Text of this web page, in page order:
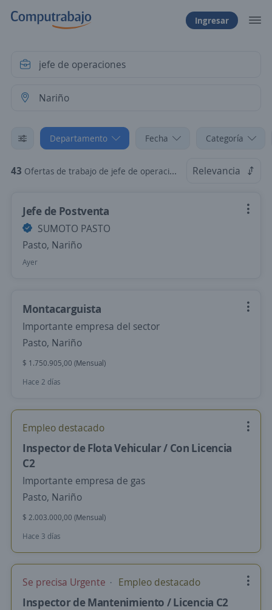
Ingresar
Departamento Fecha Categoría
43 Ofertas de trabajo de jefe de operaciones en Nariño Relevancia
Jefe de Postventa
SUMOTO PASTO
Pasto, Nariño
Ayer
Montacarguista
Importante empresa del sector
Pasto, Nariño
$ 1.750.905,00 (Mensual)
Hace 2 días
Empleo destacado
Inspector de Flota Vehicular / Con Licencia
C2
Importante empresa de gas
Pasto, Nariño
$ 2.003.000,00 (Mensual)
Hace 3 días
Se precisa Urgente Empleo destacado
Inspector de Mantenimiento / Licencia C2